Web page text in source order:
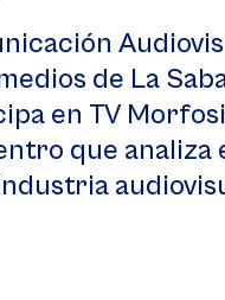
de La
en TV
que analiza